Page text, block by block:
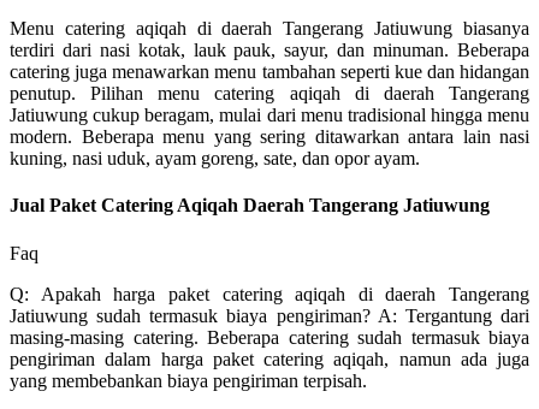
Menu catering aqiqah di daerah Tangerang Jatiuwung biasanya
terdiri dari nasi kotak, lauk pauk, sayur, dan minuman. Beberapa
catering juga menawarkan menu tambahan seperti kue dan hidangan
penutup. Pilihan menu catering aqiqah di daerah Tangerang
Jatiuwung cukup beragam, mulai dari menu tradisional hingga menu
modern. Beberapa menu yang sering ditawarkan antara lain nasi
kuning, nasi uduk, ayam goreng, sate, dan opor ayam.
Jual Paket Catering Aqiqah Daerah Tangerang Jatiuwung
Faq
Q: Apakah harga paket catering aqiqah di daerah Tangerang
Jatiuwung sudah termasuk biaya pengiriman? A: Tergantung dari
masing-masing catering. Beberapa catering sudah termasuk biaya
pengiriman dalam harga paket catering aqiqah, namun ada juga
yang membebankan biaya pengiriman terpisah.